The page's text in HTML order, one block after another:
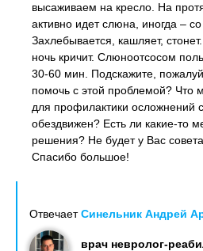
высаживаем на кресло. На
активно идет слюна, иногда – со
Захлебывается, кашляет,
ночь кричит. Слюноотсосом
30-60 мин. Подскажите,
помочь с этой проблемой? Что
для профилактики осложнений
обездвижен? Есть ли какие-то
решения? Не будет у Вас
Спасибо большое!
ОтвечаетСинельник Андрей
врач невролог-